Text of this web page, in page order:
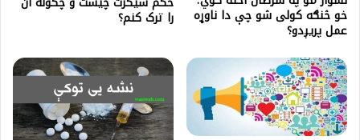
خو څنګه کولی شو چې دا ناوړه
عمل پریږدو؟
را ترک کنم؟